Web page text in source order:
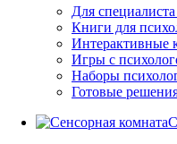
Для
Книги для
Интерактивные
Игры с
Наборы
Готовые